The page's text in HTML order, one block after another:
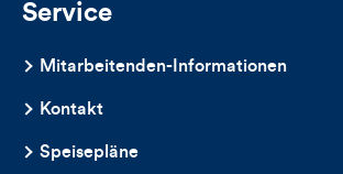
Service
Mitarbeitenden-Informationen
Kontakt
Speisepläne